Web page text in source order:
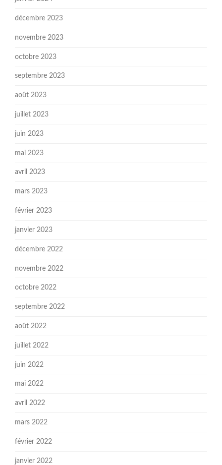
décembre 2023
novembre 2023
octobre 2023
septembre 2023
août 2023
juillet 2023
juin 2023
mai 2023
avril 2023
mars 2023
février 2023
janvier 2023
décembre 2022
novembre 2022
octobre 2022
septembre 2022
août 2022
juillet 2022
juin 2022
mai 2022
avril 2022
mars 2022
février 2022
janvier 2022